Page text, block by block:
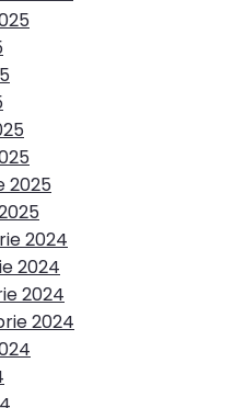
2025
2024
2024
2024
2024